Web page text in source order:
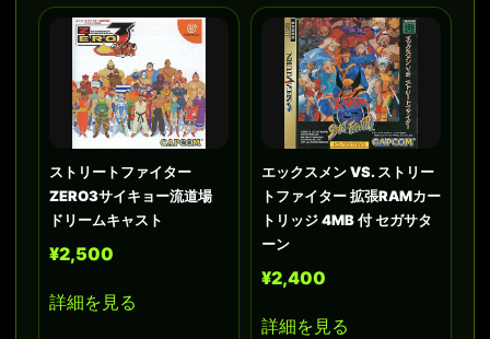
ストリートファイター
ZERO3サイキョー流道場
ドリームキャスト
¥2,500
詳細を見る
エックスメン VS. ストリー
トファイター 拡張RAMカー
トリッジ 4MB 付 セガサタ
ーン
¥2,400
詳細を見る